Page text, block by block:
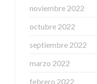
noviembre 2022
octubre 2022
septiembre 2022
marzo 2022
febrero 2022